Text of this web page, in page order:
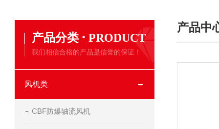
产品分类 · PRODUCT
我们相信合格的产品是信誉的保证！
风机类
CBF防爆轴流风机
产品中